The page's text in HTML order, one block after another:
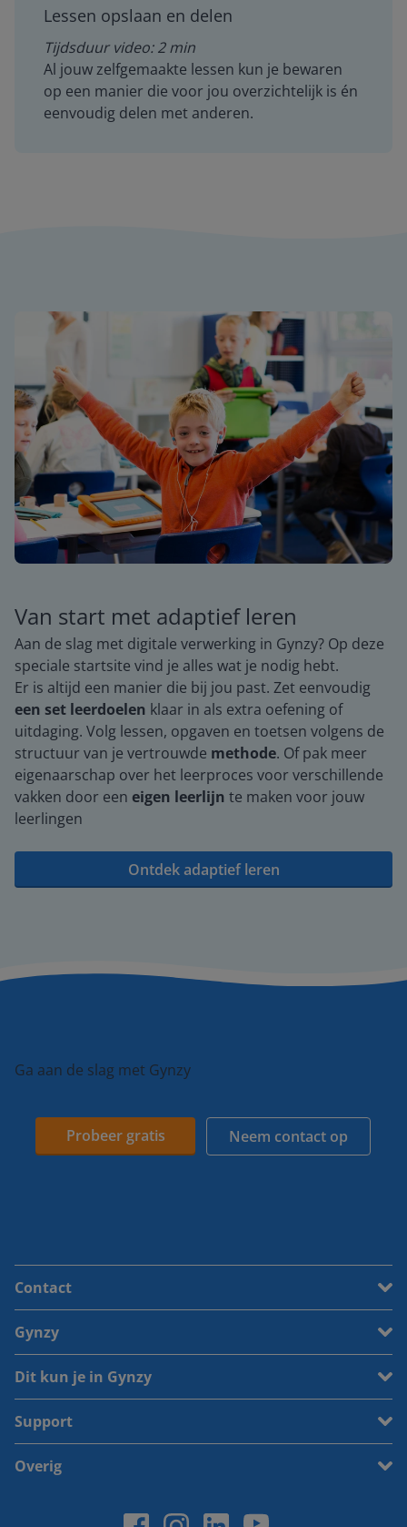
Lessen opslaan en delen
Tijdsduur video: 2 min
Al jouw zelfgemaakte lessen kun je bewaren
op een manier die voor jou overzichtelijk is én
eenvoudig delen met anderen.
Van start met adaptief leren
Aan de slag met digitale verwerking in Gynzy? Op deze
speciale startsite vind je alles wat je nodig hebt.
Er is altijd een manier die bij jou past. Zet eenvoudig
een set leerdoelen klaar in als extra oefening of
uitdaging. Volg lessen, opgaven en toetsen volgens de
structuur van je vertrouwde methode. Of pak meer
eigenaarschap over het leerproces voor verschillende
vakken door een eigen leerlijn te maken voor jouw
leerlingen
Ontdek adaptief leren
Ga aan de slag met Gynzy
Probeer gratis Neem contact op
Contact
Gynzy
Dit kun je in Gynzy
Support
Overig